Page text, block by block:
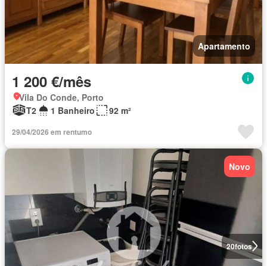
Apartamento
1 200 €/mês
Vila Do Conde, Porto
T2
1 Banheiro 92 m²
29/04/2026 em rentumo
20fotos
Novo